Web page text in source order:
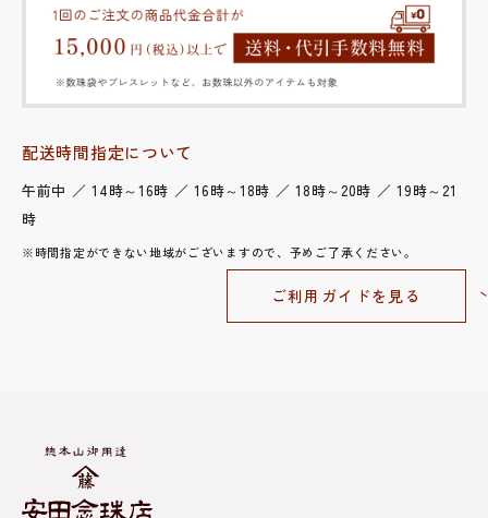
配送時間指定について
午前中 ／ 14時～16時 ／ 16時～18時 ／ 18時～20時 ／ 19時～21
時
※時間指定ができない地域がございますので、予めご了承ください。
ご利用ガイドを見る